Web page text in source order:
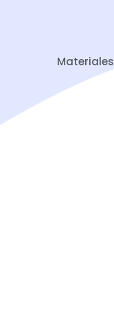
Materiales